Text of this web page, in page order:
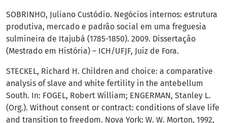
SOBRINHO, Juliano Custódio. Negócios internos: estrutura
produtiva, mercado e padrão social em uma freguesia
sulmineira de Itajubá (1785-1850). 2009. Dissertação
(Mestrado em História) – ICH/UFJF, Juiz de Fora.
STECKEL, Richard H. Children and choice: a comparative
analysis of slave and white fertility in the antebellum
South. In: FOGEL, Robert William; ENGERMAN, Stanley L.
(Org.). Without consent or contract: conditions of slave life
and transition to freedom. Nova York: W. W. Morton, 1992,